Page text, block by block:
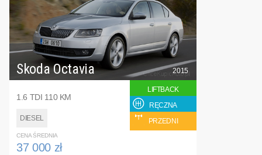
Skoda Octavia
1.6 TDI 110 KM
DIESEL
2015
LIFTBACK
RĘCZNA
PRZEDNI
CENA ŚREDNIA
37 000 zł